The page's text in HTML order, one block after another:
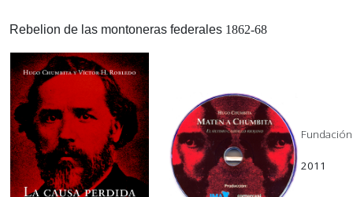
Rebelion de las montoneras federales 1862-68
2011